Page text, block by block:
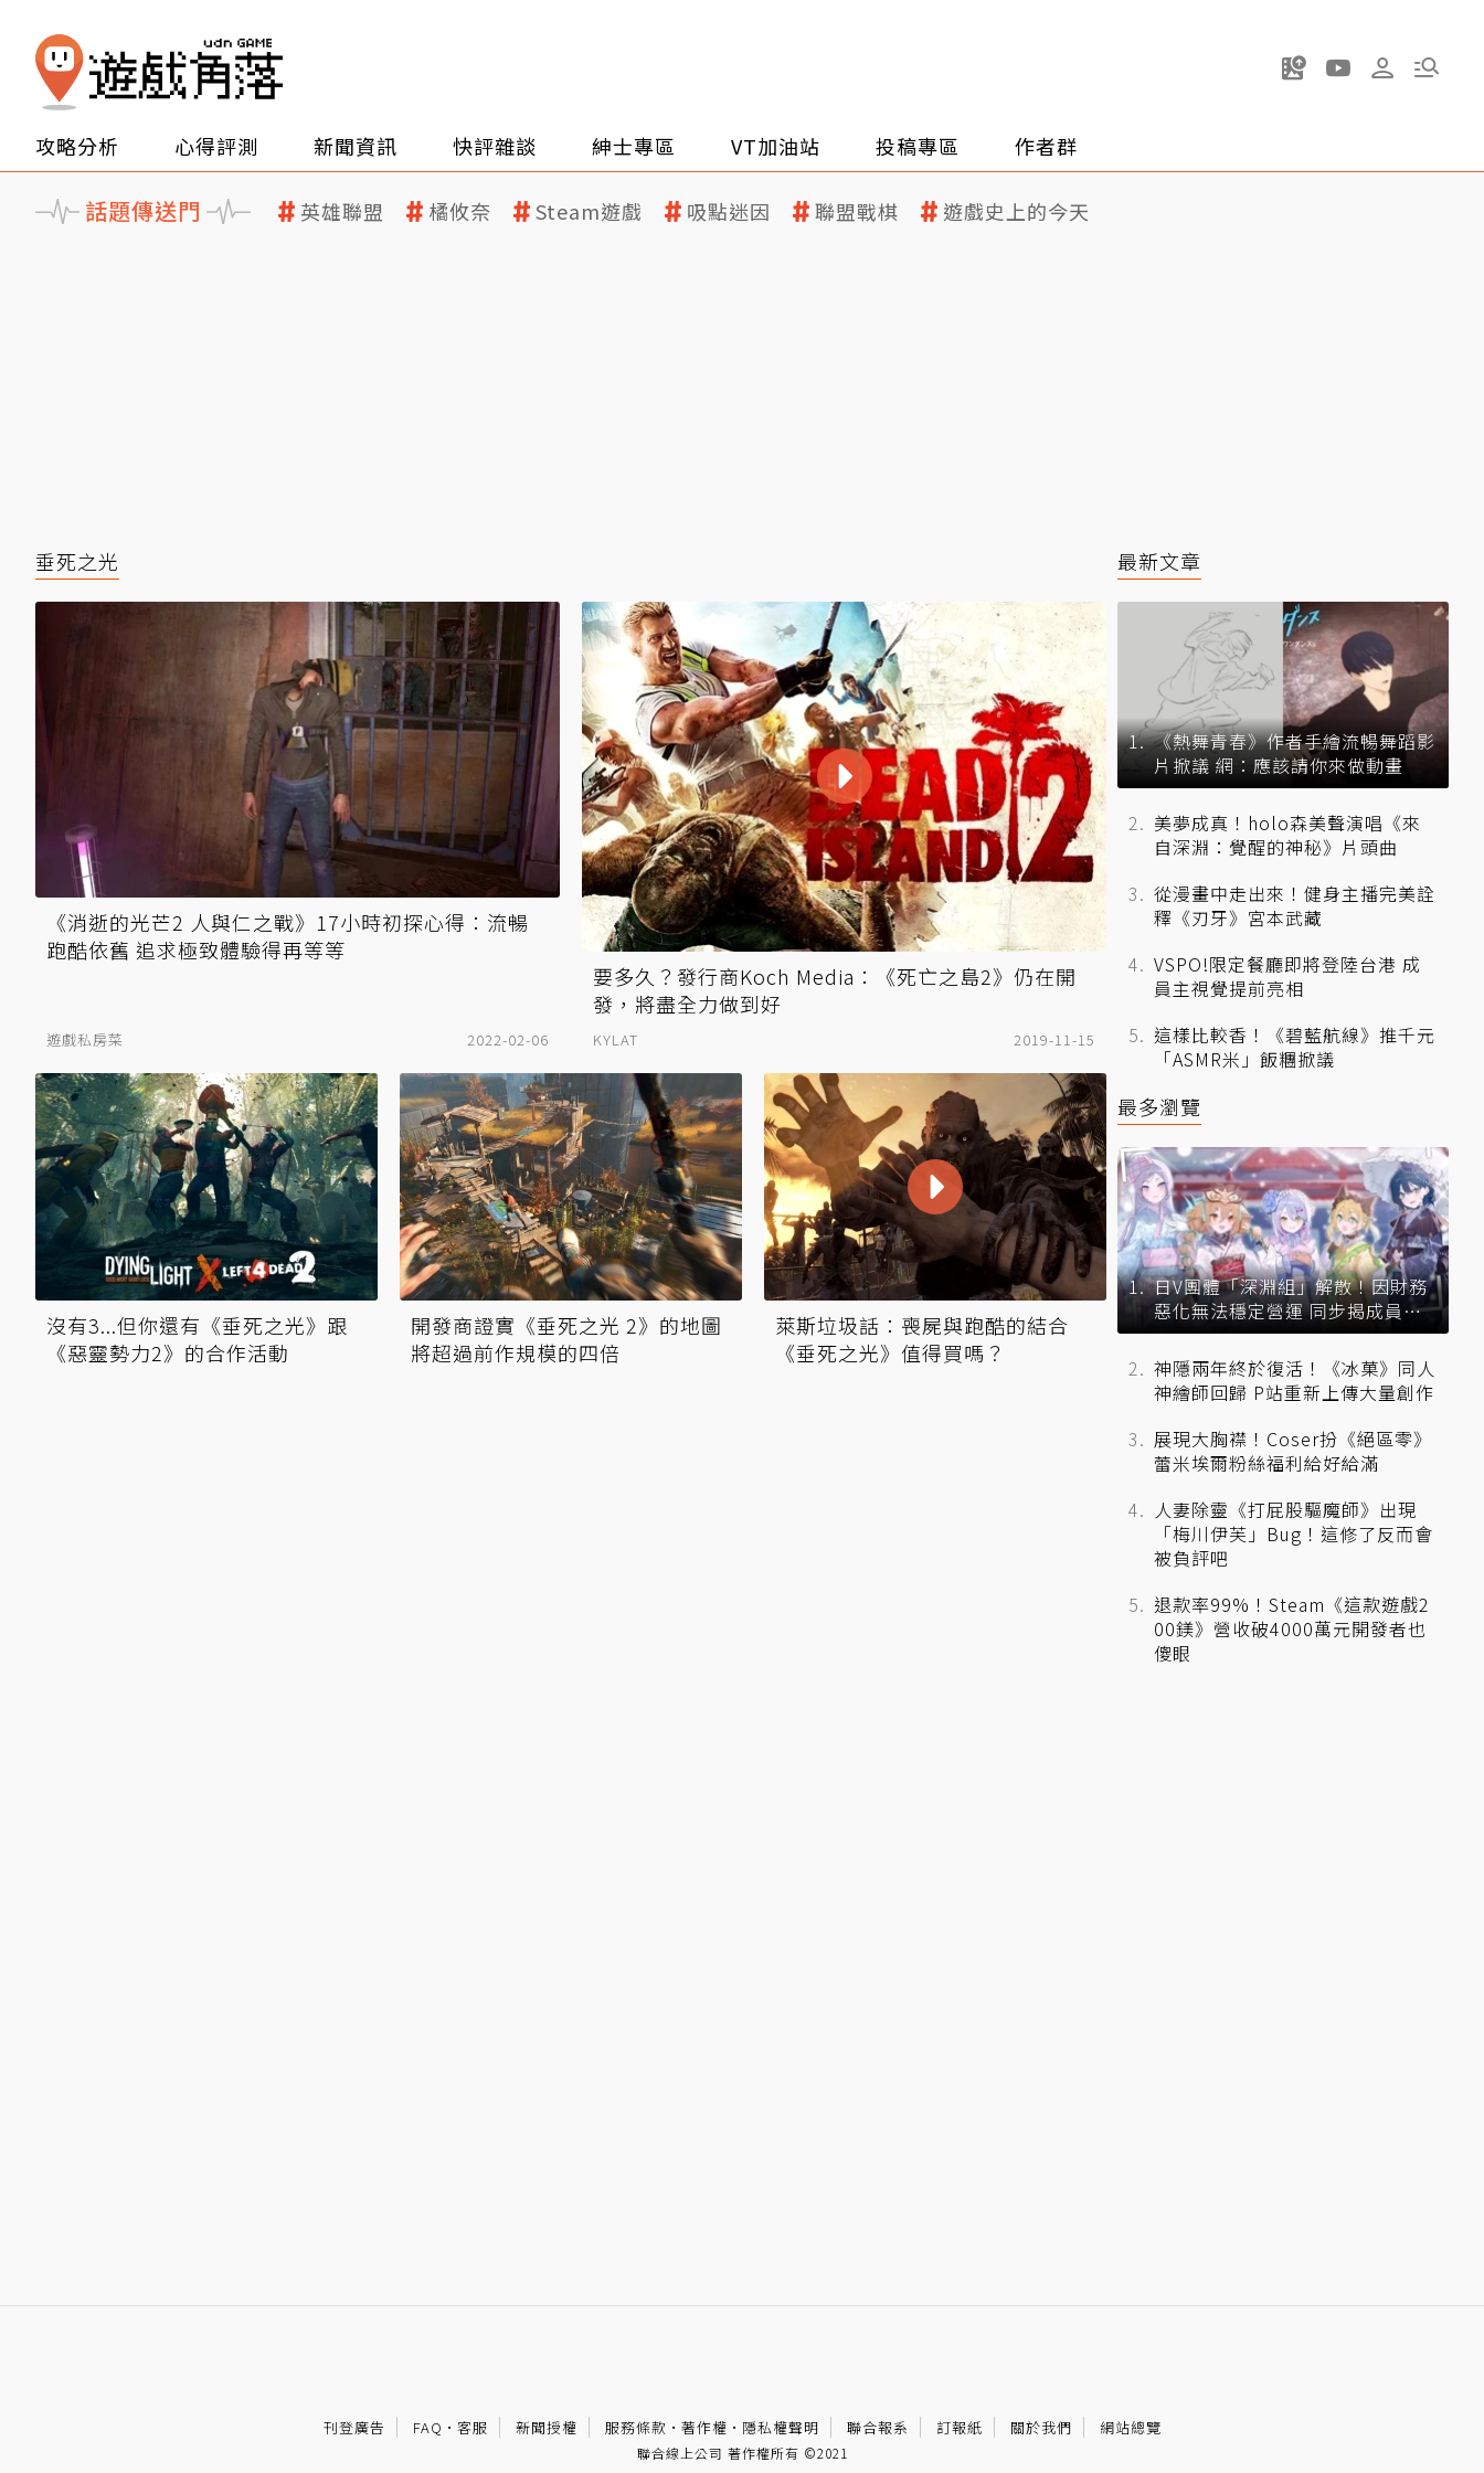
攻略分析 心得評測 新聞資訊 快評雜談 紳士專區 VT加油站 投稿專區 作者群
話題傳送門 英雄聯盟 橘攸奈 Steam遊戲 吸點迷因 聯盟戰棋 遊戲史上的今天
垂死之光
《消逝的光芒2 人與仁之戰》17小時初探心得：流暢
跑酷依舊 追求極致體驗得再等等
遊戲私房菜 2022-02-06
要多久？發行商Koch Media：《死亡之島2》仍在開
發，將盡全力做到好
KYLAT 2019-11-15
沒有3...但你還有《垂死之光》跟
《惡靈勢力2》的合作活動
開發商證實《垂死之光 2》的地圖
將超過前作規模的四倍
萊斯垃圾話：喪屍與跑酷的結合
《垂死之光》值得買嗎？
最新文章
《熱舞青春》作者手繪流暢舞蹈影
片掀議 網：應該請你來做動畫
美夢成真！holo森美聲演唱《來
自深淵：覺醒的神秘》片頭曲
從漫畫中走出來！健身主播完美詮
釋《刃牙》宮本武藏
VSPO!限定餐廳即將登陸台港 成
員主視覺提前亮相
這樣比較香！《碧藍航線》推千元
「ASMR米」飯糰掀議
最多瀏覽
日V團體「深淵組」解散！因財務
惡化無法穩定營運 同步揭成員未
來去向
神隱兩年終於復活！《冰菓》同人
神繪師回歸 P站重新上傳大量創作
展現大胸襟！Coser扮《絕區零》
蕾米埃爾粉絲福利給好給滿
人妻除靈《打屁股驅魔師》出現
「梅川伊芙」Bug！這修了反而會
被負評吧
退款率99%！Steam《這款遊戲2
00鎂》營收破4000萬元開發者也
傻眼
刊登廣告 FAQ · 客服 新聞授權 服務條款 · 著作權 · 隱私權聲明 聯合報系 訂報紙 關於我們 網站總覽
聯合線上公司 著作權所有 ©2021